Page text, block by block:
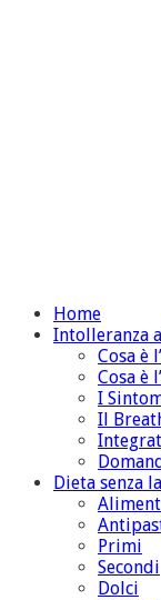
Home
Intolleranza
Cosa è
Cosa è
I
Il
Dieta senza
Primi
Secondi
Dolci